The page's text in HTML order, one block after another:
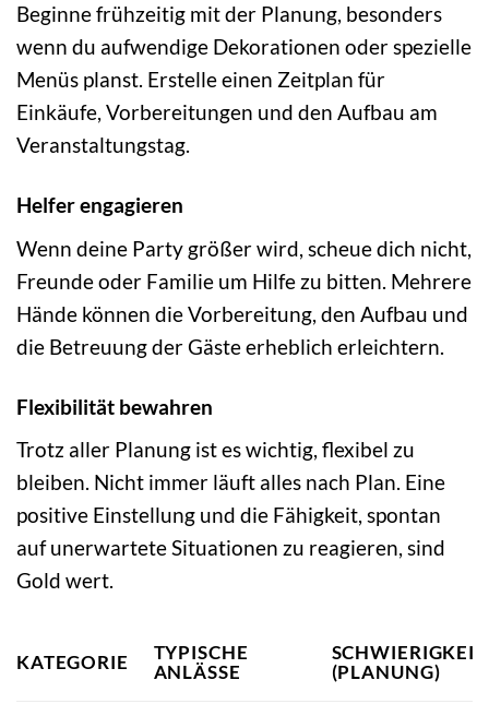
Beginne frühzeitig mit der Planung, besonders
wenn du aufwendige Dekorationen oder spezielle
Menüs planst. Erstelle einen Zeitplan für
Einkäufe, Vorbereitungen und den Aufbau am
Veranstaltungstag.
Helfer engagieren
Wenn deine Party größer wird, scheue dich nicht,
Freunde oder Familie um Hilfe zu bitten. Mehrere
Hände können die Vorbereitung, den Aufbau und
die Betreuung der Gäste erheblich erleichtern.
Flexibilität bewahren
Trotz aller Planung ist es wichtig, flexibel zu
bleiben. Nicht immer läuft alles nach Plan. Eine
positive Einstellung und die Fähigkeit, spontan
auf unerwartete Situationen zu reagieren, sind
Gold wert.
KATEGORIE
TYPISCHE
ANLÄSSE
(PLANUNG)